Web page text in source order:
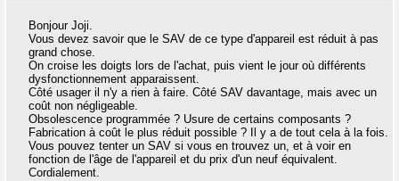
Bonjour Joji.
Vous devez savoir que le SAV de ce type d'appareil est réduit à pas
grand chose.
On croise les doigts lors de l'achat, puis vient le jour où différents
dysfonctionnement apparaissent.
Côté usager il n'y a rien à faire. Côté SAV davantage, mais avec un
coût non négligeable.
Obsolescence programmée ? Usure de certains composants ?
Fabrication à coût le plus réduit possible ? Il y a de tout cela à la fois.
Vous pouvez tenter un SAV si vous en trouvez un, et à voir en
fonction de l'âge de l'appareil et du prix d'un neuf équivalent.
Cordialement.